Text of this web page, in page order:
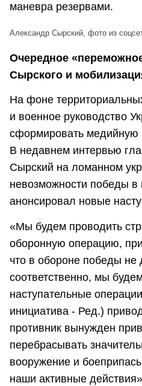
маневра резервами.
Александр Сырский, фото из
Очередное
Сырского и
На фоне
и военное руководство
сформировать медийную
В недавнем интервью
Сырский на ломанном
невозможности победы в
анонсировал новые
«Мы будем проводить
оборонную операцию,
что в обороне победы не
соответственно, мы
наступательные
инициатива - Ред.)
противник вынужден
перебрасывать
вооружение и
наши активные